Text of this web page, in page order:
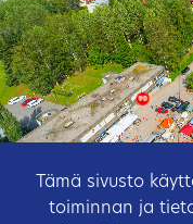
Tämä sivusto
toiminnan ja
90